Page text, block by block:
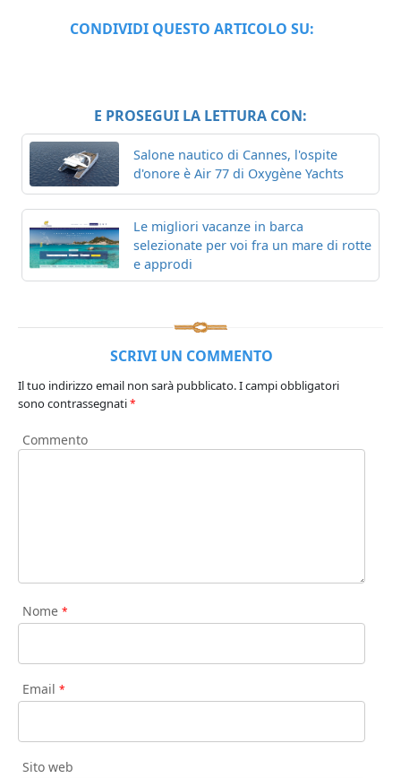
CONDIVIDI QUESTO ARTICOLO SU:
E PROSEGUI LA LETTURA CON:
Salone nautico di Cannes, l'ospite
d'onore è Air 77 di Oxygène Yachts
Le migliori vacanze in barca
selezionate per voi fra un mare di rotte
e approdi
SCRIVI UN COMMENTO
Il tuo indirizzo email non sarà pubblicato.I campi obbligatori
sono contrassegnati*
Commento
Nome *
Email *
Sito web